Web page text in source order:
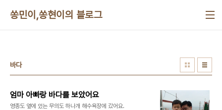
쏭민이,쏭현이의 블로그
바다
엄마 아빠랑 바다를 보았어요
영종도 옆에 있는 무의도 하나개 해수욕장에 갔어요.